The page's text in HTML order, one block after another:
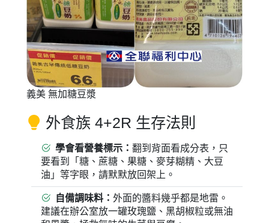
義美 無加糖豆漿
外食族 4+2R 生存法則
學會看營養標示： 翻到背面看成分表，只
要看到「糖、蔗糖、果糖、麥芽糊精、大豆
油」等字眼，請默默放回架上。
自備調味料： 外面的醬料幾乎都是地雷。
建議在辦公室放一罐玫瑰鹽、黑胡椒粒或無油